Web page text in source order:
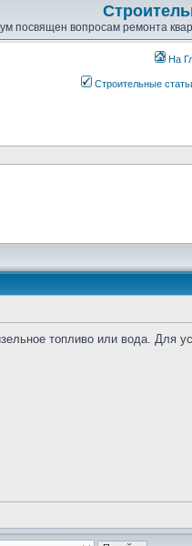
посвящен вопросам ремонта
На
Строительные
топливо или вода. Для